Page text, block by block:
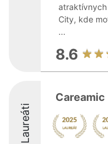
atraktívnych
City, kde
...
8.6
Laureáti
Careamic